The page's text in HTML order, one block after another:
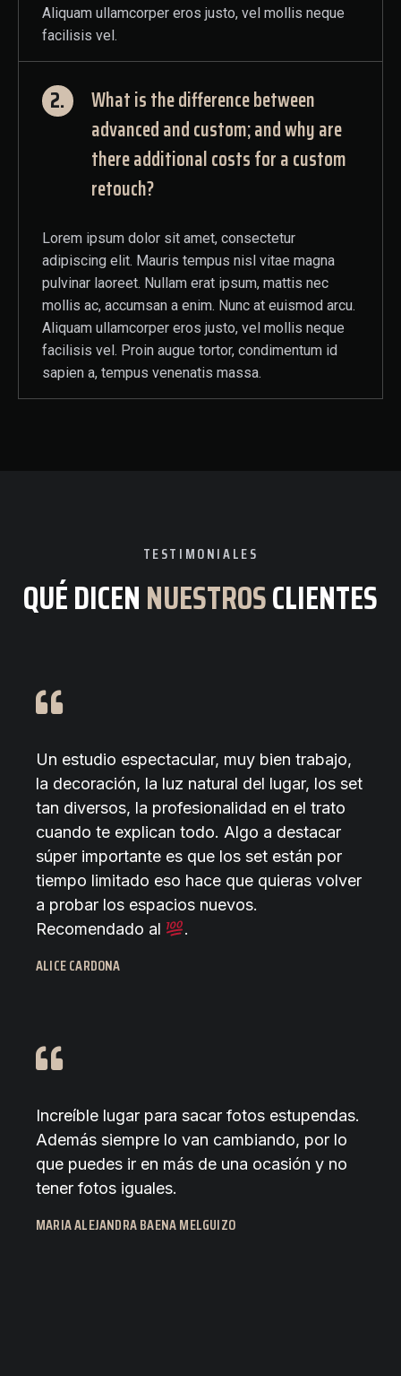
Aliquam ullamcorper eros justo, vel mollis neque
facilisis vel.
2.
What is the difference between
advanced and custom; and why are
there additional costs for a custom
retouch?
Lorem ipsum dolor sit amet, consectetur
adipiscing elit. Mauris tempus nisl vitae magna
pulvinar laoreet. Nullam erat ipsum, mattis nec
mollis ac, accumsan a enim. Nunc at euismod arcu.
Aliquam ullamcorper eros justo, vel mollis neque
facilisis vel. Proin augue tortor, condimentum id
sapien a, tempus venenatis massa.
TESTIMONIALES
QUÉ DICENNUESTROSCLIENTES
Un estudio espectacular, muy bien trabajo,
la decoración, la luz natural del lugar, los set
tan diversos, la profesionalidad en el trato
cuando te explican todo. Algo a destacar
súper importante es que los set están por
tiempo limitado eso hace que quieras volver
a probar los espacios nuevos.
Recomendado al
.
ALICE CARDONA
Increíble lugar para sacar fotos estupendas.
Además siempre lo van cambiando, por lo
que puedes ir en más de una ocasión y no
tener fotos iguales.
MARIA ALEJANDRA BAENA MELGUIZO